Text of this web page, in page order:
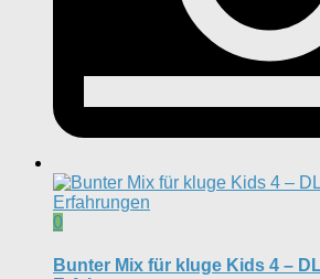
0
Bunter Mix für kluge Kids 4 –